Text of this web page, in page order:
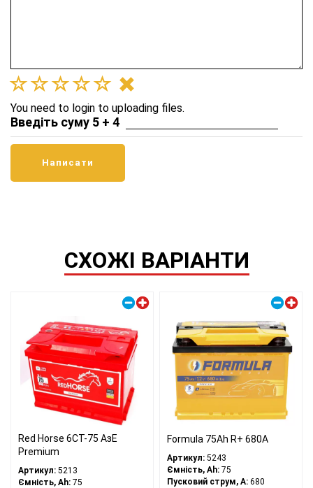
You need to login to uploading files.
Введіть суму 5 + 4
СХОЖІ ВАРІАНТИ
Red Horse 6СТ-75 АзЕ
Premium
Артикул: 5213
Ємність, Ah: 75
Formula 75Ah R+ 680A
Артикул: 5243
Ємність, Ah: 75
Пусковий струм, A: 680